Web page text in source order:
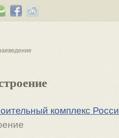
комплекс